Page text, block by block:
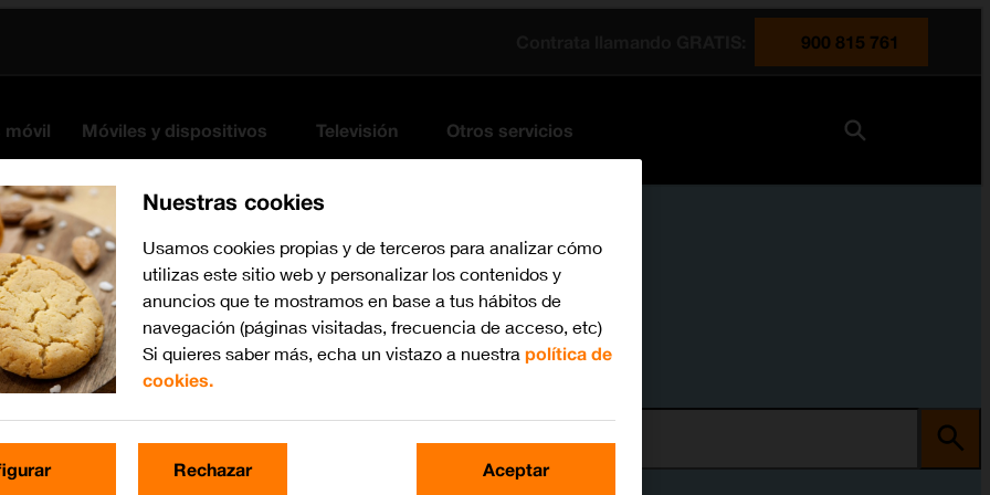
900 815 761
móvil Móviles y dispositivos Televisión Otros servicios
Nuestras cookies
Usamos cookies propias y de terceros para analizar cómo
utilizas este sitio web y personalizar los contenidos y
anuncios que te mostramos en base a tus hábitos de
navegación (páginas visitadas, frecuencia de acceso, etc)
Si quieres saber más, echa un vistazo a nuestra política de
cookies.
Rechazar Aceptar